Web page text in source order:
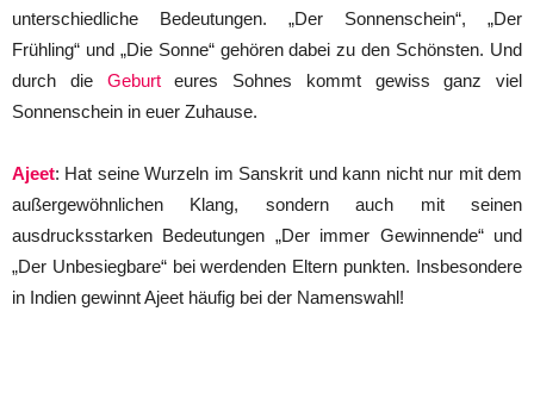
unterschiedliche Bedeutungen. „Der Sonnenschein“, „Der
Frühling“ und „Die Sonne“ gehören dabei zu den Schönsten. Und
durch die Geburteures Sohnes kommt gewiss ganz viel
Sonnenschein in euer Zuhause.
Ajeet: Hat seine Wurzeln im Sanskrit und kann nicht nur mit dem
außergewöhnlichen Klang, sondern auch mit seinen
ausdrucksstarken Bedeutungen „Der immer Gewinnende“ und
„Der Unbesiegbare“ bei werdenden Eltern punkten. Insbesondere
in Indien gewinnt Ajeet häufig bei der Namenswahl!